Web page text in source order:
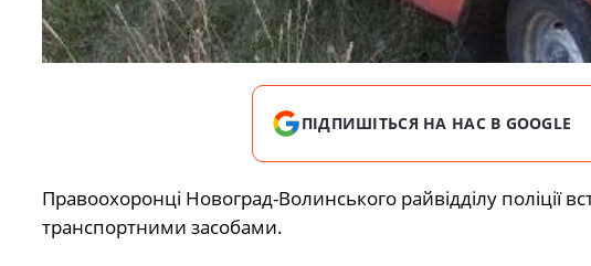
ПІДПИШІТЬСЯ НА НАС В GOOGLE
Правоохоронці Новоград-Волинського райвідділу поліції
транспортними засобами.